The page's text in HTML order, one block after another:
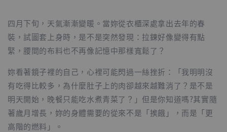
四月下旬，天氣漸漸變暖。當妳從衣櫃深處拿出去年的春
裝，試圖套上身時，是不是突然發現：拉鍊好像變得有點
緊，腰間的布料也不再像記憶中那樣寬鬆了？
妳看著鏡子裡的自己，心裡可能閃過一絲挫折：「我明明沒
有吃得比較多，為什麼肚子上的肉卻越來越難消了？是不是
明天開始，晚餐只能吃水煮青菜了？」但是你知道嗎?其實隨
著歲月增長，妳的身體需要的從來不是「挨餓」，而是「更
高階的燃料」。